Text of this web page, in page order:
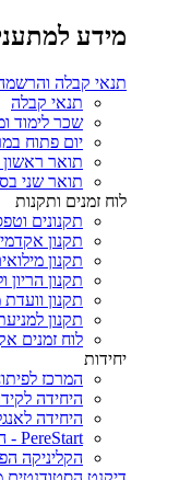
מידע
תנאי קבלה
תנאי קבלה
שכר לימוד
יום פתוח
תואר
תואר שני
לוח זמנים ותקנות
תקנונים
תקנון אקדמי
תקנון
תקנון הריון
תקנון
תקנון
לוח זמנים
יחידות
המרכז
היחידה
היחידה
PereStart - המרכז ליזמות וחדשנות
הקליניקה